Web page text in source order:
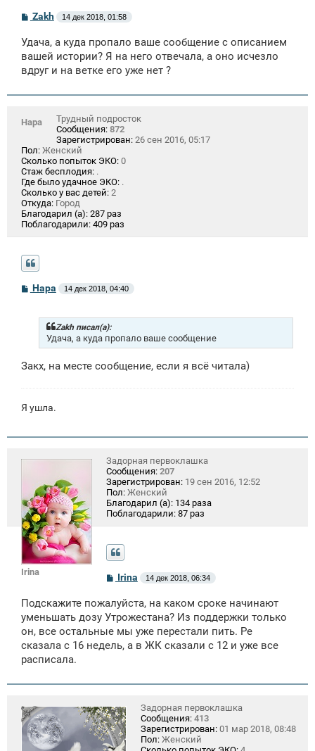
С
б
щ
н
е
Zakh 14 дек 2018, 01:58
Удача, а куда пропало ваше сообщение с описанием
вашей истории? Я на него отвечала, а оно исчезло
вдруг и на ветке его уже нет ?
Нара
Трудный подросток
Сообщения: 872
Зарегистрирован: 26 сен 2016, 05:17
Пол: Женский
Сколько попыток ЭКО: 0
Стаж бесплодия: .
Где было удачное ЭКО: .
Сколько у вас детей: 2
Откуда: Город
Благодарил (а): 287 раз
Поблагодарили: 409 раз
С
е
Нара 14 дек 2018, 04:40
Zakh писал(а):
Удача, а куда пропало ваше сообщение
Закх, на месте сообщение, если я всё читала)
Я ушла.
Irina
Задорная первоклашка
Сообщения: 207
Зарегистрирован: 19 сен 2016, 12:52
Пол: Женский
Благодарил (а): 134 раза
Поблагодарили: 87 раз
С
о
б
щ
е
н
и
Irina 14 дек 2018, 06:34
Подскажите пожалуйста, на каком сроке начинают
уменьшать дозу Утрожестана? Из поддержки только
он, все остальные мы уже перестали пить. Ре
сказала с 16 недель, а в ЖК сказали с 12 и уже все
расписала.
Задорная первоклашка
Сообщения: 413
Зарегистрирован: 01 мар 2018, 08:48
Пол: Женский